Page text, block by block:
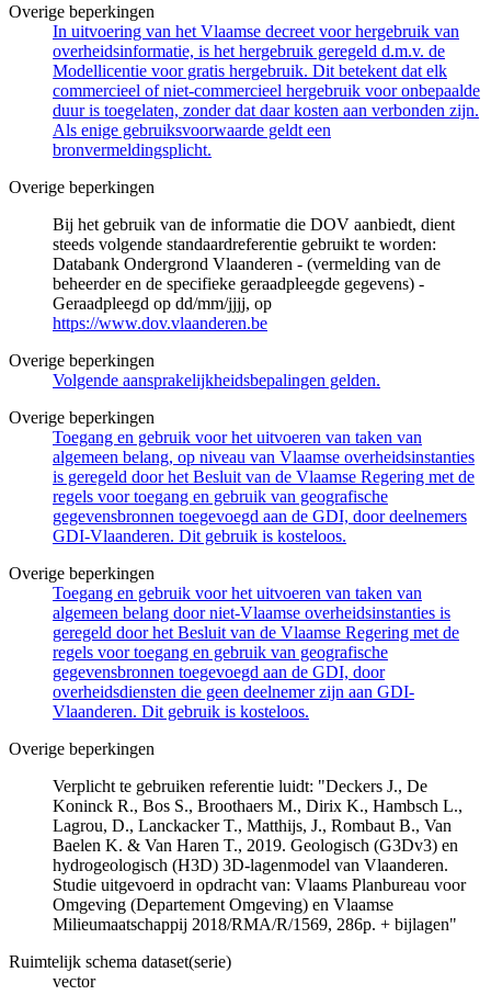
Overige beperkingen
In uitvoering van het Vlaamse decreet voor hergebruik van
overheidsinformatie, is het hergebruik geregeld d.m.v. de
Modellicentie voor gratis hergebruik. Dit betekent dat elk
commercieel of niet-commercieel hergebruik voor onbepaalde
duur is toegelaten, zonder dat daar kosten aan verbonden zijn.
Als enige gebruiksvoorwaarde geldt een
bronvermeldingsplicht.
Overige beperkingen
Bij het gebruik van de informatie die DOV aanbiedt, dient
steeds volgende standaardreferentie gebruikt te worden:
Databank Ondergrond Vlaanderen - (vermelding van de
beheerder en de specifieke geraadpleegde gegevens) -
Geraadpleegd op dd/mm/jjjj, op
https://www.dov.vlaanderen.be
Overige beperkingen
Volgende aansprakelijkheidsbepalingen gelden.
Overige beperkingen
Toegang en gebruik voor het uitvoeren van taken van
algemeen belang, op niveau van Vlaamse overheidsinstanties
is geregeld door het Besluit van de Vlaamse Regering met de
regels voor toegang en gebruik van geografische
gegevensbronnen toegevoegd aan de GDI, door deelnemers
GDI-Vlaanderen. Dit gebruik is kosteloos.
Overige beperkingen
Toegang en gebruik voor het uitvoeren van taken van
algemeen belang door niet-Vlaamse overheidsinstanties is
geregeld door het Besluit van de Vlaamse Regering met de
regels voor toegang en gebruik van geografische
gegevensbronnen toegevoegd aan de GDI, door
overheidsdiensten die geen deelnemer zijn aan GDI-
Vlaanderen. Dit gebruik is kosteloos.
Overige beperkingen
Verplicht te gebruiken referentie luidt: "Deckers J., De
Koninck R., Bos S., Broothaers M., Dirix K., Hambsch L.,
Lagrou, D., Lanckacker T., Matthijs, J., Rombaut B., Van
Baelen K. & Van Haren T., 2019. Geologisch (G3Dv3) en
hydrogeologisch (H3D) 3D-lagenmodel van Vlaanderen.
Studie uitgevoerd in opdracht van: Vlaams Planbureau voor
Omgeving (Departement Omgeving) en Vlaamse
Milieumaatschappij 2018/RMA/R/1569, 286p. + bijlagen"
Ruimtelijk schema dataset(serie)
vector